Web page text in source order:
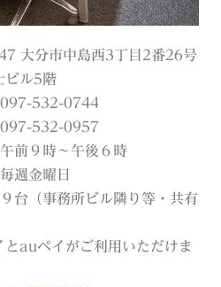
大分市中島西3丁目2番26号
ビル5階
532-0744
532-0957
午前９時～午後６時
週金曜日
（事務所ビル隣り等・共有
auペイがご利用いただけま